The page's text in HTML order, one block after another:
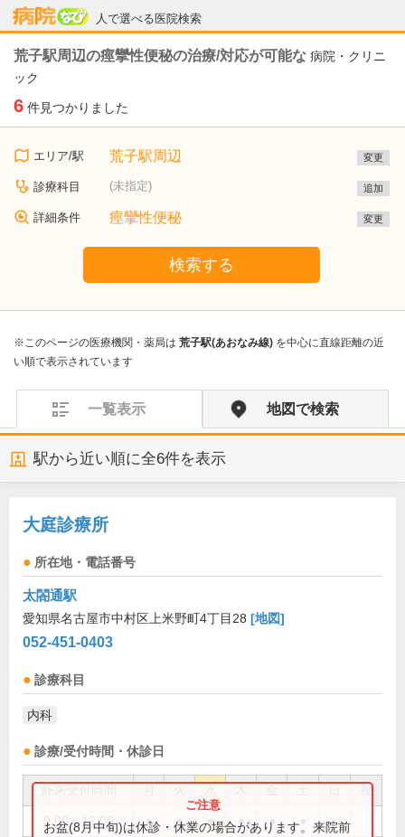
人で選べる医院検索
病院なび
荒子駅周辺の痙攣性便秘の治療/対応が可能な 病院・クリニ
ック
6 件見つかりました
エリア/駅 荒子駅周辺 変更
診療科目 (未指定) 追加
詳細条件 痙攣性便秘 変更
検索する
※このページの医療機関・薬局は 荒子駅(あおなみ線) を中心に直線距離の近
い順で表示されています
一覧表示 地図で検索
駅から近い順に全6件を表示
大庭診療所
所在地・電話番号
太閤通駅
愛知県名古屋市中村区上米野町4丁目28 [地図]
052-451-0403
診療科目
内科
診療/受付時間・休診日
祝
9:00～12:00 ● ● ● ● ●
お盆(8月中旬)は休診・休業の場合があります。来院前